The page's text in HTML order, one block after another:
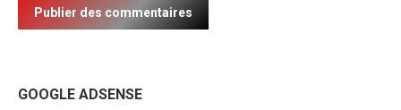
Publier des commentaires
GOOGLE ADSENSE